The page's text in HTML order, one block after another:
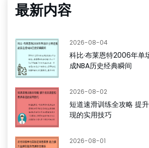
最新内容
2026-08-04
科比·布莱恩特2006年单
成NBA历史经典瞬间
2026-08-02
短道速滑训练全攻略 提
现的实用技巧
2026-08-01